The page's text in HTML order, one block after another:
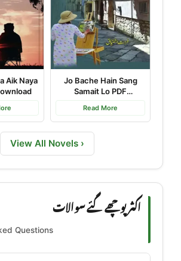
Aik Naya
Jo Bache Hain Sang
Samait Lo PDF
Read More
View All Novels ›
اکثر پوچھے گئے سوالات
Questions